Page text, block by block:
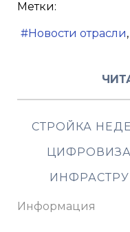
Метки:
Новости отрасли
СТРОЙКА
Информация